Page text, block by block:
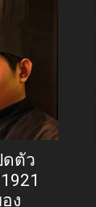
ดตัว
ง